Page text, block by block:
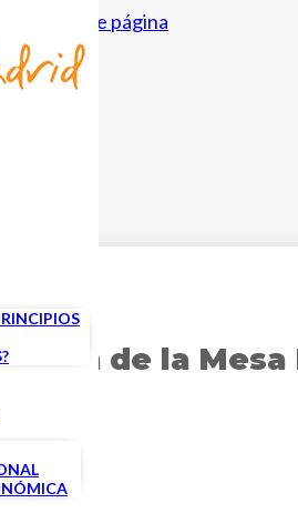
al pie de página
de la